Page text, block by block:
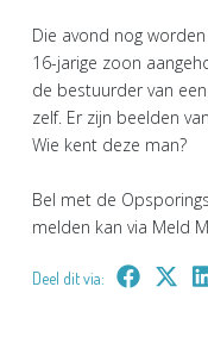
Die avond nog
16-jarige zoon
de bestuurder van
zelf. Er zijn beelden
Wie kent deze man?
Bel met de
melden kan via Meld
Deel dit via: